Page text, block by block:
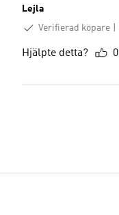
Lejla
Verifierad köpare
Hjälpte detta? 0